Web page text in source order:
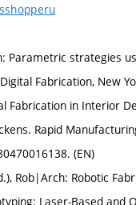
Parametric strategies
Fabrication, New
Fabrication in Interior
Rapid
(EN)
Rob|Arch: Robotic
Laser-Based